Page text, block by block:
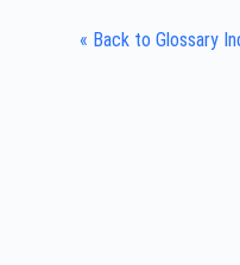
« Back to Glossary